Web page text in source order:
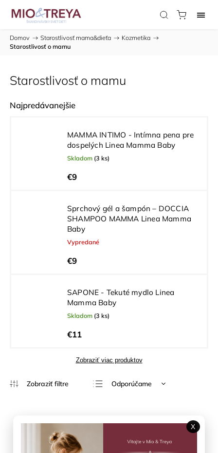
Domov / Starostlivosť mama&dieťa / Kozmetika /
Starostlivosť o mamu
Starostlivosť o mamu
Najpredávanejšie
MAMMA INTIMO - Intímna pena pre
dospelých Linea Mamma Baby
Skladom (3 ks)
€9
Sprchový gél a šampón – DOCCIA
SHAMPOO MAMMA Linea Mamma
Baby
Vypredané
€9
SAPONE - Tekuté mydlo Linea
Mamma Baby
Skladom (3 ks)
€11
Zobraziť viac produktov
Odporúčame
Abecedne
X